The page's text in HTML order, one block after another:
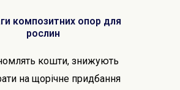
композитних опор для
рослин
кошти, знижують
на щорічне придбання